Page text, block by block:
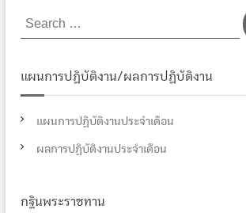
S
e
r
c
h
o
แผนการปฏิบัติงาน/ผลการปฏิบัติงาน
แผนการปฏิบัติงานประจำเดือน
ผลการปฏิบัติงานประจำเดือน
กฐินพระราชทาน